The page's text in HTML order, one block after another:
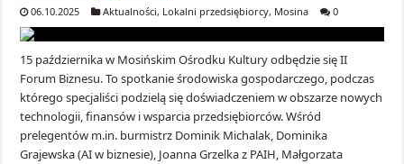
06.10.2025 Aktualności, Lokalni przedsiębiorcy, Mosina 0
15 października w Mosińskim Ośrodku Kultury odbędzie się II
Forum Biznesu. To spotkanie środowiska gospodarczego, podczas
którego specjaliści podzielą się doświadczeniem w obszarze nowych
technologii, finansów i wsparcia przedsiębiorców. Wśród
prelegentów m.in. burmistrz Dominik Michalak, Dominika
Grajewska (AI w biznesie), Joanna Grzelka z PAIH, Małgorzata